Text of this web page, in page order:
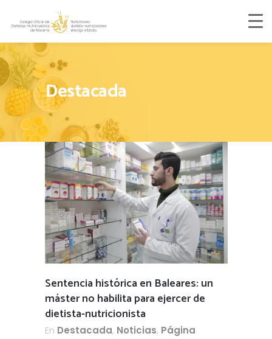
Destacada
Sentencia histórica en Baleares: un
máster no habilita para ejercer de
dietista-nutricionista
En Destacada, Noticias, Página